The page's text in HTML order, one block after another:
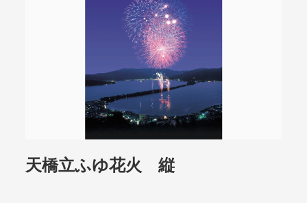
天橋立ふゆ花火 縦